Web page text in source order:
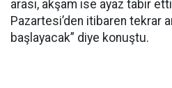
arası, akşam ise ayaz tabir
Pazartesi’den itibaren tekrar
başlayacak” diye konuştu.